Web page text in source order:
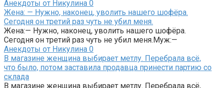
Анекдоты от Никулина 0
Жена: — Нужно, наконец, уволить нашего шофёра.
Сегодня он третий раз чуть не убил меня.
Жена:— Нужно, наконец, уволить нашего шофёра.
Сегодня он третий раз чуть не убил меня.Муж:—
Анекдоты от Никулина 0
В магазине женщина выбирает метлу. Перебрала всё,
что было, потом заставила продавца принести партию со
склада
В магазине женщина выбирает метлу. Перебрала всё,